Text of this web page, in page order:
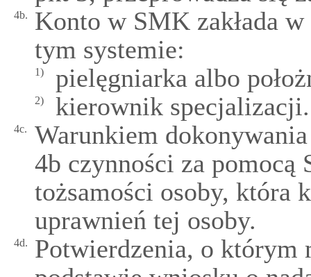
4b.
Konto w SMK zakłada
tym systemie:
1) pielęgniarka albo
2) kierownik specjalizacji.
4c.
Warunkiem
4b czynności za
tożsamości osoby, która
uprawnień tej osoby.
4d.
Potwierdzenia, o którym